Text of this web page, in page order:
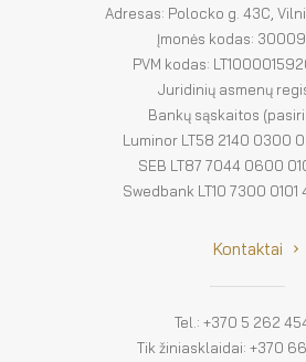
Adresas: Polocko g. 43C,
Įmonės kodas:
PVM kodas:
Juridinių asmenų
Bankų sąskaitos
Luminor LT58 2140 0300
SEB LT87 7044 0600
Swedbank LT10 7300 0101
Kontaktai
Tel.: +370 5 262
Tik žiniasklaidai: +370